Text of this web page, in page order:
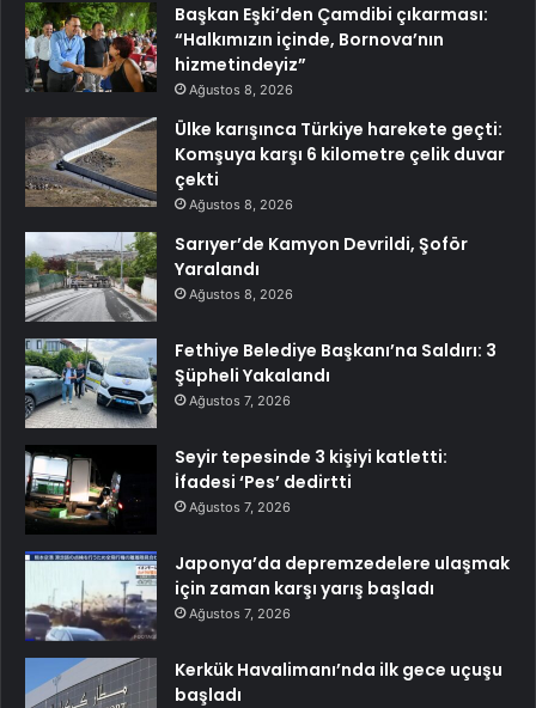
Başkan Eşki’den Çamdibi çıkarması:
“Halkımızın içinde, Bornova’nın
hizmetindeyiz”
Ağustos 8, 2026
Ülke karışınca Türkiye harekete geçti:
Komşuya karşı 6 kilometre çelik duvar
çekti
Ağustos 8, 2026
Sarıyer’de Kamyon Devrildi, Şoför
Yaralandı
Ağustos 8, 2026
Fethiye Belediye Başkanı’na Saldırı: 3
Şüpheli Yakalandı
Ağustos 7, 2026
Seyir tepesinde 3 kişiyi katletti:
İfadesi ‘Pes’ dedirtti
Ağustos 7, 2026
Japonya’da depremzedelere ulaşmak
için zaman karşı yarış başladı
Ağustos 7, 2026
Kerkük Havalimanı’nda ilk gece uçuşu
başladı